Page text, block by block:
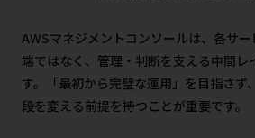
AWSマネジメントコンソールは、各サ
端ではなく、管理・判断を支える中間レ
す。「最初から完璧な運用」を目指さず
段を変える前提を持つことが重要です。